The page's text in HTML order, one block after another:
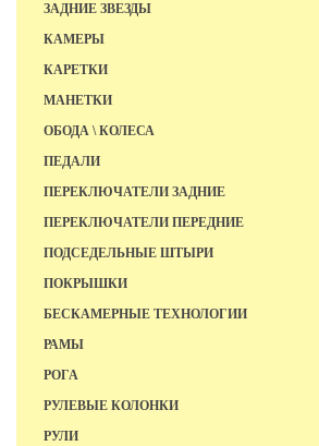
ЗАДНИЕ ЗВЕЗДЫ
КАМЕРЫ
КАРЕТКИ
МАНЕТКИ
ОБОДА \ КОЛЕСА
ПЕДАЛИ
ПЕРЕКЛЮЧАТЕЛИ ЗАДНИЕ
ПЕРЕКЛЮЧАТЕЛИ ПЕРЕДНИЕ
ПОДСЕДЕЛЬНЫЕ ШТЫРИ
ПОКРЫШКИ
БЕСКАМЕРНЫЕ ТЕХНОЛОГИИ
РАМЫ
РОГА
РУЛЕВЫЕ КОЛОНКИ
РУЛИ